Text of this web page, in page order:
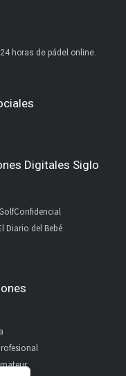
horas de pádel online.
Digitales Siglo
GolfConfidencial
Diario del Bebé